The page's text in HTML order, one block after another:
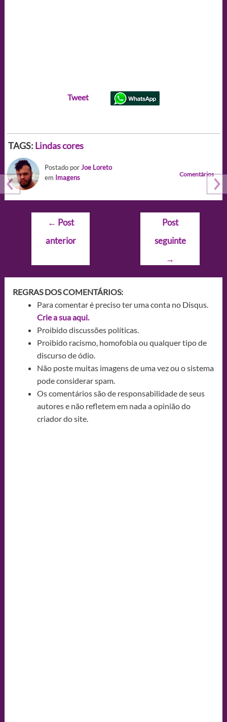
Tweet
TAGS: Lindas cores
Postado porJoe Loreto
em Imagens Comentários
Navegação
Post
← Post
anterior
Post
seguinte
→
REGRAS DOS COMENTÁRIOS:
Para comentar é preciso ter uma conta no Disqus.
Crie a sua aqui.
Proibido discussões políticas.
Proibido racismo, homofobia ou qualquer tipo de
discurso de ódio.
Não poste muitas imagens de uma vez ou o sistema
pode considerar spam.
Os comentários são de responsabilidade de seus
autores e não refletem em nada a opinião do
criador do site.